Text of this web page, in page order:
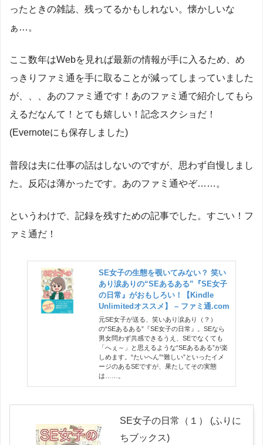
ったときの雑誌、残ってるかもしれない。懐かしいな
ぁ…。
ここ数年はWebを見れば最新の情報が手に入るため、め
っきりファミ通を手に取ることが減ってしまっていました
が、、、あのファミ通です！あのファミ通で紹介してもら
えるだなんて！とても嬉しい！記念スクショだ！
(Evernoteにも保存しました)
普段は夫に仕事の話はしないのですが、思わず自慢しまし
た。反応は薄かったです。あのファミ通やぞ……。
というわけで、記録を残すための記事でした。すごい！フ
ァミ通だ！
SE女子の生態を覗いてみない？ 笑い
あり涙ありの“SEあるある”『SE女子
の日常』がおもしろい！【Kindle
Unlimitedオススメ】 – ファミ通.com
元SE女子が送る、笑いあり涙あり（？）
の“SEあるある”『SE女子の日常』。SEなら
男女問わず共感できるうえ、SEでなくても
「へぇ～」と思えるような“SEあるある”が楽
しめます。“たいへん”“難しい”といったイメ
ージのあるSEですが、果たしてその実態
は……。
SE女子の日常（１） (ふりに
ちブックス)